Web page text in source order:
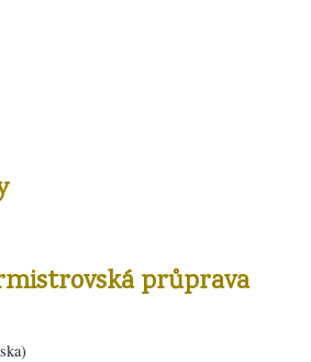
průprava